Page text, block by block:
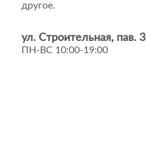
другое.
ул. Строительная, пав. 3
ПН-ВС 10:00-19:00